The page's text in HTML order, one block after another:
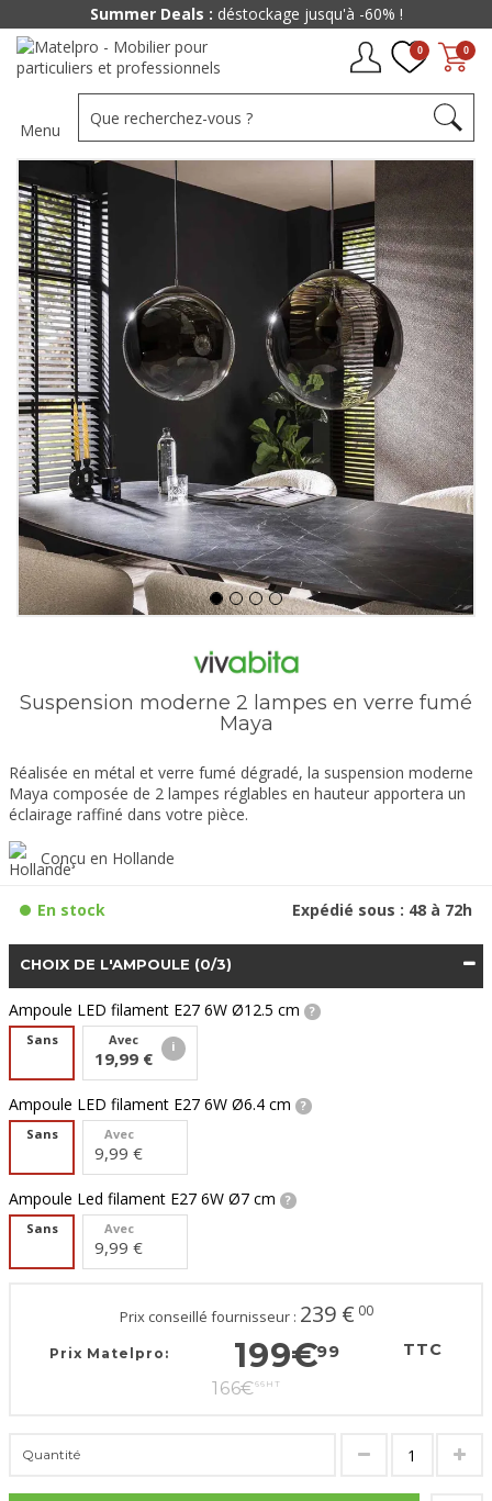
0
0
Menu
Suspension moderne 2 lampes en verre fumé
Maya
Réalisée en métal et verre fumé dégradé, la suspension moderne
Maya composée de 2 lampes réglables en hauteur apportera un
éclairage raffiné dans votre pièce.
Conçu en Hollande
En stock Expédié sous : 48 à 72h
CHOIX DE L'AMPOULE (0/3)
Ampoule LED filament E27 6W Ø12.5 cm
Sans Avec
19,99 €
Ampoule LED filament E27 6W Ø6.4 cm
Sans Avec
9,99 €
Ampoule Led filament E27 6W Ø7 cm
Sans Avec
9,99 €
Prix conseillé fournisseur : 239 € 00
Prix Matelpro: 199€99 TTC
166€66 HT
Quantité
Summer Deals : déstockage jusqu'à -60% !